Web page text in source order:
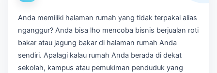
Anda memiliki halaman rumah yang tidak terpakai alias
nganggur? Anda bisa lho mencoba bisnis berjualan roti
bakar atau jagung bakar di halaman rumah Anda
sendiri. Apalagi kalau rumah Anda berada di dekat
sekolah, kampus atau pemukiman penduduk yang